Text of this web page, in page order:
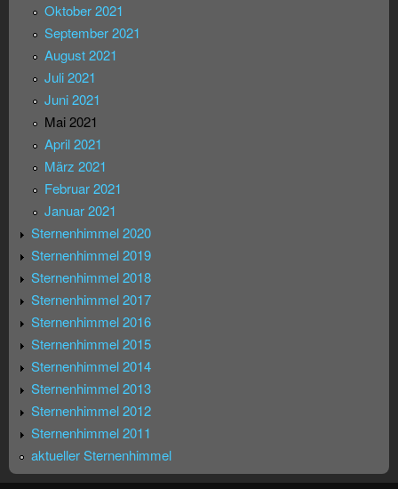
Oktober 2021
September 2021
August 2021
Juli 2021
Juni 2021
Mai 2021
April 2021
März 2021
Februar 2021
Januar 2021
Sternenhimmel 2020
Sternenhimmel 2019
Sternenhimmel 2018
Sternenhimmel 2017
Sternenhimmel 2016
Sternenhimmel 2015
Sternenhimmel 2014
Sternenhimmel 2013
Sternenhimmel 2012
Sternenhimmel 2011
aktueller Sternenhimmel